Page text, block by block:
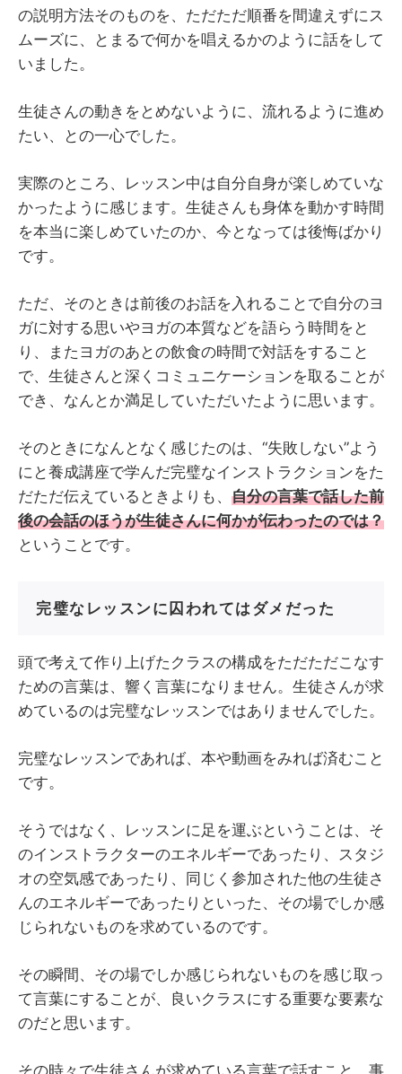
の説明方法そのものを、ただただ順番を間違えずにス
ムーズに、とまるで何かを唱えるかのように話をして
いました。
生徒さんの動きをとめないように、流れるように進め
たい、との一心でした。
実際のところ、レッスン中は自分自身が楽しめていな
かったように感じます。生徒さんも身体を動かす時間
を本当に楽しめていたのか、今となっては後悔ばかり
です。
ただ、そのときは前後のお話を入れることで自分のヨ
ガに対する思いやヨガの本質などを語らう時間をと
り、またヨガのあとの飲食の時間で対話をすること
で、生徒さんと深くコミュニケーションを取ることが
でき、なんとか満足していただいたように思います。
そのときになんとなく感じたのは、“失敗しない”よう
にと養成講座で学んだ完璧なインストラクションをた
だただ伝えているときよりも、 自分の言葉で話した前
後の会話のほうが生徒さんに何かが伝わったのでは？
ということです。
完璧なレッスンに囚われてはダメだった
頭で考えて作り上げたクラスの構成をただただこなす
ための言葉は、響く言葉になりません。生徒さんが求
めているのは完璧なレッスンではありませんでした。
完璧なレッスンであれば、本や動画をみれば済むこと
です。
そうではなく、レッスンに足を運ぶということは、そ
のインストラクターのエネルギーであったり、スタジ
オの空気感であったり、同じく参加された他の生徒さ
んのエネルギーであったりといった、その場でしか感
じられないものを求めているのです。
その瞬間、その場でしか感じられないものを感じ取っ
て言葉にすることが、良いクラスにする重要な要素な
のだと思います。
その時々で生徒さんが求めている言葉で話すこと、事